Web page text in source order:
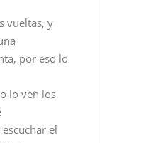
el
difícil